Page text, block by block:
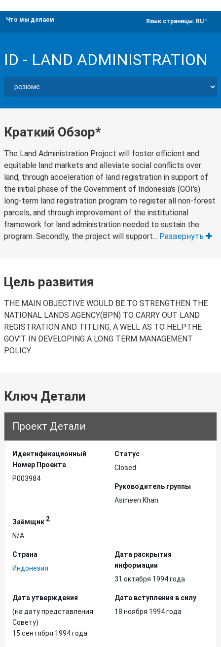
Что мы делаем Язык страницы: RU
ID - LAND ADMINISTRATION
Краткий Обзор*
The Land Administration Project will foster efficient and
equitable land markets and alleviate social conflicts over
land, through acceleration of land registration in support of
the initial phase of the Government of Indonesia's (GOI's)
long-term land registration program to register all non-forest
parcels, and through improvement of the institutional
framework for land administration needed to sustain the
program. Secondly, the project will support... Развернуть
Цель развития
THE MAIN OBJECTIVE WOULD BE TO STRENGTHEN THE
NATIONAL LANDS AGENCY(BPN) TO CARRY OUT LAND
REGISTRATION AND TITLING, A WELL AS TO HELPTHE
GOV'T IN DEVELOPING A LONG TERM MANAGEMENT
POLICY.
Ключ Детали
Проект Детали
Идентификационный
Hомер Проекта
P003984
Статус
Closed
Руководитель группы
Asmeen Khan
Заёмщик 2
N/A
Страна
Индонезия
Дата раскрытия
информации
31 октября 1994 года
Дата утверждения
(на дату представления
Совету)
15 сентября 1994 года
Дата вступления в силу
18 ноября 1994 года